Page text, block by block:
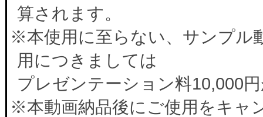
算されます。
※本使用に至らない、サンプル
用につきましては
プレゼンテーション料10,000
※本動画納品後にご使用をキャ